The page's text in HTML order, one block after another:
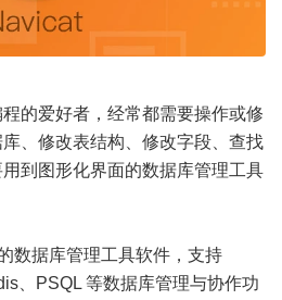
的爱好者，经常都需要操作或修
、修改表结构、修改字段、查找
到图形化界面的数据库管理工具
数据库管理工具软件，支持
、PSQL 等数据库管理与协作功